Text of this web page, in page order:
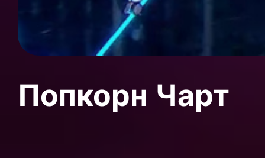
Попкорн Чарт